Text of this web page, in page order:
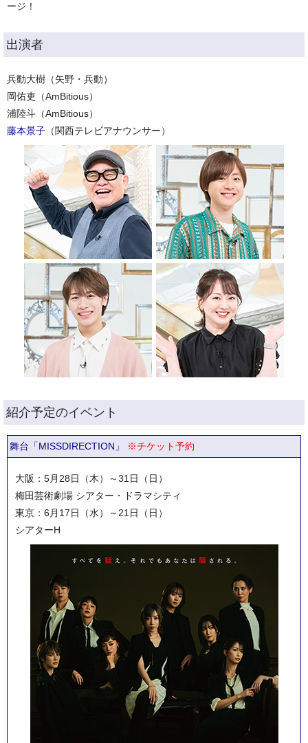
ージ！
出演者
兵動大樹（矢野・兵動）
岡佑吏（AmBitious）
浦陸斗（AmBitious）
藤本景子 （関西テレビアナウンサー）
紹介予定のイベント
舞台「MISSDIRECTION」 ※チケット予約
大阪：5月28日（木）～31日（日）
梅田芸術劇場 シアター・ドラマシティ
東京：6月17日（水）～21日（日）
シアターH